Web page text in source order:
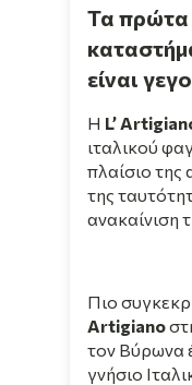
Τα πρώτα
είναι
Η L’
ιταλικού
πλαίσιο της
της
ανακαίνιση
Πιο
Artigiano
τον Βύρωνα
γνήσιο